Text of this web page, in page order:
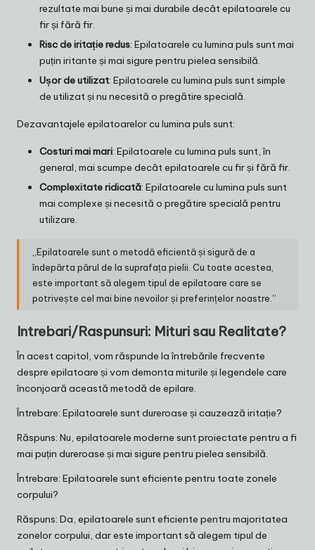
rezultate mai bune și mai durabile decât epilatoarele cu
fir și fără fir.
Risc de iritație redus: Epilatoarele cu lumina puls sunt mai
puțin iritante și mai sigure pentru pielea sensibilă.
Ușor de utilizat: Epilatoarele cu lumina puls sunt simple
de utilizat și nu necesită o pregătire specială.
Dezavantajele epilatoarelor cu lumina puls sunt:
Costuri mai mari: Epilatoarele cu lumina puls sunt, în
general, mai scumpe decât epilatoarele cu fir și fără fir.
Complexitate ridicată: Epilatoarele cu lumina puls sunt
mai complexe și necesită o pregătire specială pentru
utilizare.
„Epilatoarele sunt o metodă eficientă și sigură de a
îndepărta părul de la suprafața pielii. Cu toate acestea,
este important să alegem tipul de epilatoare care se
potrivește cel mai bine nevoilor și preferințelor noastre.”
Intrebari/Raspunsuri: Mituri sau Realitate?
În acest capitol, vom răspunde la întrebările frecvente
despre epilatoare și vom demonta miturile și legendele care
înconjoară această metodă de epilare.
Întrebare: Epilatoarele sunt dureroase și cauzează iritație?
Răspuns: Nu, epilatoarele moderne sunt proiectate pentru a fi
mai puțin dureroase și mai sigure pentru pielea sensibilă.
Întrebare: Epilatoarele sunt eficiente pentru toate zonele
corpului?
Răspuns: Da, epilatoarele sunt eficiente pentru majoritatea
zonelor corpului, dar este important să alegem tipul de